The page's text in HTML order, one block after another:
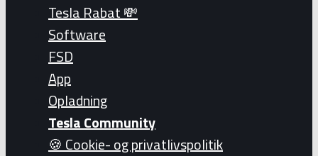
Tesla Rabat 💸
Software
FSD
App
Opladning
Tesla Community
🍪 Cookie- og privatlivspolitik